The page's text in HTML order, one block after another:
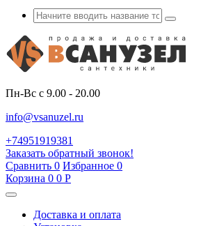
Пн-Вс с 9.00 - 20.00
info@vsanuzel.ru
+74951919381
Заказать обратный звонок!
Сравнить 0 Избранное 0
Корзина 0 0 Р
Доставка и оплата